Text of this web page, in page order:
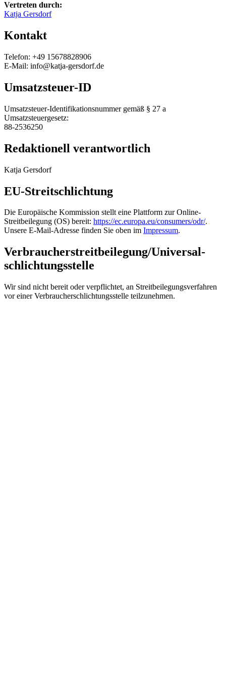
Vertreten durch:
Katja Gersdorf
Kontakt
Telefon: +49 15678828906
E-Mail: info@katja-gersdorf.de
Umsatzsteuer-ID
Umsatzsteuer-Identifikationsnummer gemäß § 27 a
Umsatzsteuergesetz:
88-2536250
Redaktionell verantwortlich
Katja Gersdorf
EU-Streitschlichtung
Die Europäische Kommission stellt eine Plattform zur Online-
Streitbeilegung (OS) bereit: https://ec.europa.eu/consumers/odr/.
Unsere E-Mail-Adresse finden Sie oben im Impressum.
Verbraucher­streit­beilegung/Universal­
schlichtungs­stelle
Wir sind nicht bereit oder verpflichtet, an Streitbeilegungsverfahren
vor einer Verbraucherschlichtungsstelle teilzunehmen.